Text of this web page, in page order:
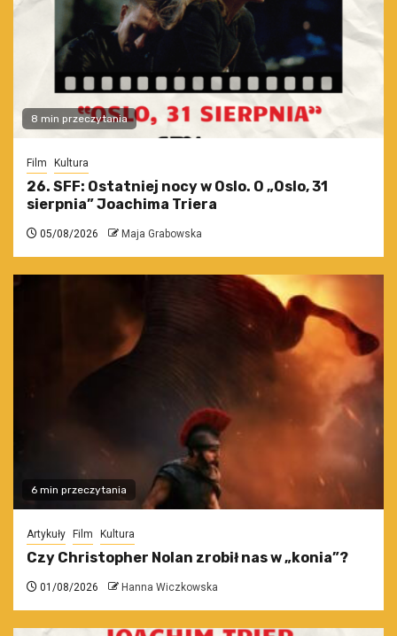
8 min przeczytania
Film Kultura
26. SFF: Ostatniej nocy w Oslo. O „Oslo, 31
sierpnia” Joachima Triera
05/08/2026 Maja Grabowska
6 min przeczytania
Artykuły Film Kultura
Czy Christopher Nolan zrobił nas w „konia”?
01/08/2026 Hanna Wiczkowska